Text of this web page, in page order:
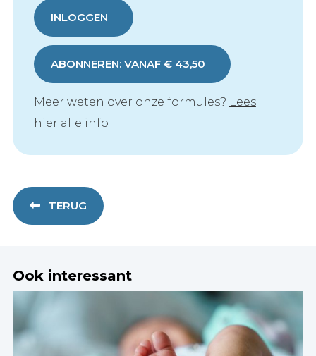
INLOGGEN
ABONNEREN: VANAF € 43,50
Meer weten over onze formules? Lees
hier alle info
TERUG
Ook interessant